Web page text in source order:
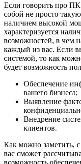
Если говорить про ПК
собой не просто такую
наличием высокой
характеризуется
возможностей, в чем
каждый из вас. Если
системой, то как
будет возможность
Обеспечение
вашего бизнеса;
Выявление
Внедрение
клиентов.
Как можно заметить,
вас сможет
возможность